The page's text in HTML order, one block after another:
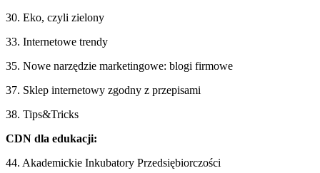
30. Eko, czyli zielony
33. Internetowe trendy
35. Nowe narzędzie marketingowe: blogi firmowe
37. Sklep internetowy zgodny z przepisami
38. Tips&Tricks
CDN dla edukacji:
44. Akademickie Inkubatory Przedsiębiorczości